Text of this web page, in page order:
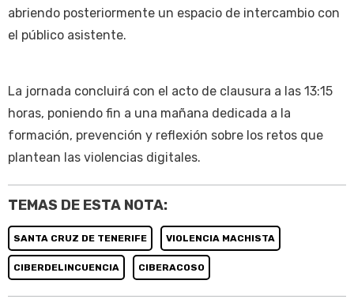
abriendo posteriormente un espacio de intercambio con
el público asistente.
La jornada concluirá con el acto de clausura a las 13:15
horas, poniendo fin a una mañana dedicada a la
formación, prevención y reflexión sobre los retos que
plantean las violencias digitales.
TEMAS DE ESTA NOTA:
SANTA CRUZ DE TENERIFE VIOLENCIA MACHISTA
CIBERDELINCUENCIA CIBERACOSO